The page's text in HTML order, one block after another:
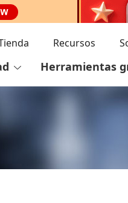
Recursos
Herramientas